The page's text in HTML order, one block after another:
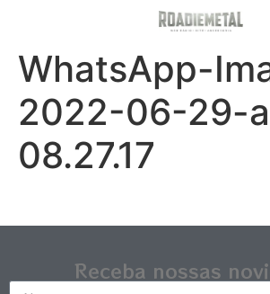
WhatsApp-
2022-06-29-
08.27.17
Receba nossas